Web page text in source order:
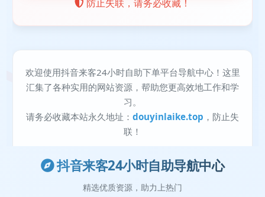
抖音来客24小时自助导航中心
精选优质资源，助力上热门